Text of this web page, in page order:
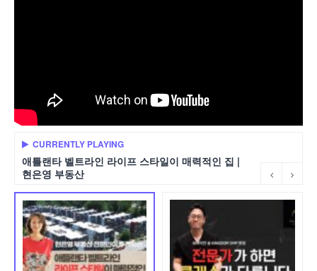
CURRENTLY PLAYING
애틀랜타 벨트라인 라이프 스타일이 매력적인 집 |
현은영 부동산